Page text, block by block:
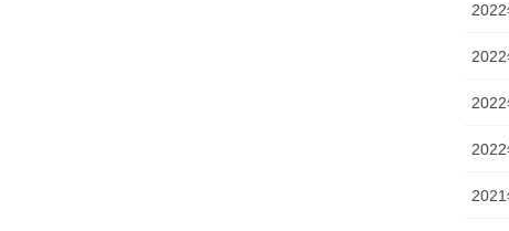
2022
2022
2022
2022
2021